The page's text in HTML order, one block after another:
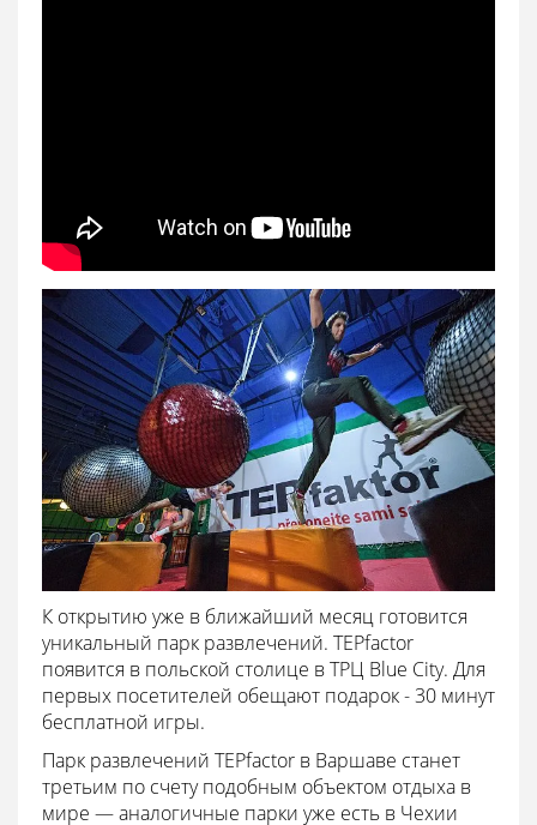
К открытию уже в ближайший месяц готовится
уникальный парк развлечений. TEPfactor
появится в польской столице в ТРЦ Blue City. Для
первых посетителей обещают подарок - 30 минут
бесплатной игры.
Парк развлечений TEPfactor в Варшаве станет
третьим по счету подобным объектом отдыха в
мире — аналогичные парки уже есть в Чехии